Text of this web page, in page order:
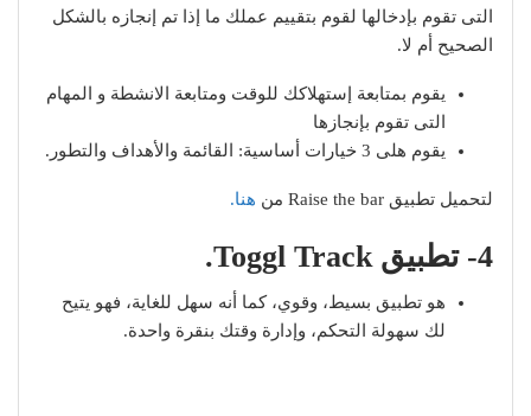
التى تقوم بإدخالها لقوم بتقييم عملك ما إذا تم إنجازه بالشكل
الصحيح أم لا.
يقوم بمتابعة إستهلاكك للوقت ومتابعة الانشطة و المهام
التى تقوم بإنجازها
يقوم هلى 3 خيارات أساسية: القائمة والأهداف والتطور.
لتحميل تطبيق Raise the bar من هنا.
4- تطبيق Toggl Track.
هو تطبيق بسيط، وقوي، كما أنه سهل للغاية، فهو يتيح
لك سهولة التحكم، وإدارة وقتك بنقرة واحدة.